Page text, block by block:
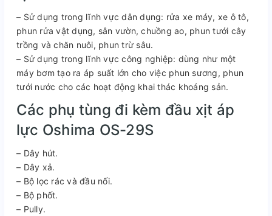
– Sử dụng trong lĩnh vực dân dụng: rửa xe máy, xe ô tô,
phun rửa vật dụng, sân vườn, chuồng ao, phun tưới cây
trồng và chăn nuôi, phun trừ sâu.
– Sử dụng trong lĩnh vực công nghiệp: dùng như một
máy bơm tạo ra áp suất lớn cho việc phun sương, phun
tưới nước cho các hoạt động khai thác khoáng sản.
Các phụ tùng đi kèm đầu xịt áp
lực Oshima OS-29S
– Dây hút.
– Dây xả.
– Bộ lọc rác và đầu nối.
– Bộ phốt.
– Pully.